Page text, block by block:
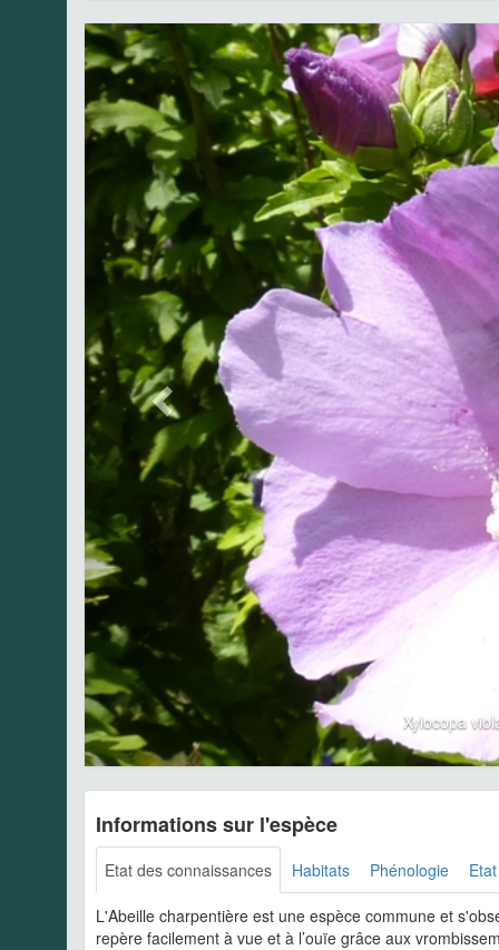
Xylocopa
Informations sur l'espèce
Etat des connaissances Habitats Phénologie
L'Abeille charpentière est une espèce commune et
repère facilement à vue et à l’ouïe grâce aux